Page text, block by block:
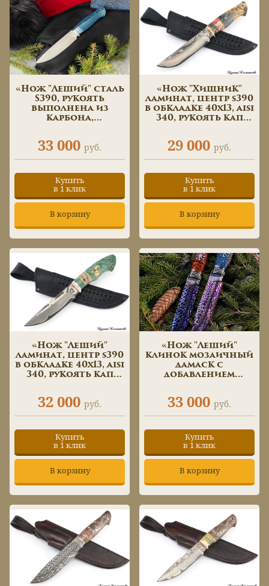
«Нож "Леший" сталь
S390, рукоять
выполнена из
карбона,
33 000 руб.
Купить
в 1 клик
В корзину
«Нож "Хищник"
ламинат, центр s390
в обкладке 40х13, aisi
340, рукоять кап
29 000 руб.
Купить
в 1 клик
В корзину
«Нож "Леший"
ламинат, центр s390
в обкладке 40х13, aisi
340, рукоять кап
32 000 руб.
Купить
в 1 клик
В корзину
«Нож "Леший"
клинок мозаичный
дамаск с
добавлением
инкрустация»
33 000 руб.
Купить
в 1 клик
В корзину